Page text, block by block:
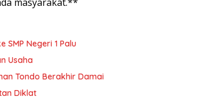
SMP Negeri 1 Palu
Usaha
Tondo Berakhir Damai
Diklat